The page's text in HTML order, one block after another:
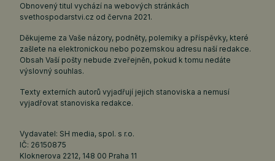
Obnovený titul vychází na webových stránkách
svethospodarstvi.cz od června 2021.
Děkujeme za Vaše názory, podněty, polemiky a příspěvky, které
zašlete na elektronickou nebo pozemskou adresu naší redakce.
Obsah Vaší pošty nebude zveřejněn, pokud k tomu nedáte
výslovný souhlas.
Texty externích autorů vyjadřují jejich stanoviska a nemusí
vyjadřovat stanoviska redakce.
Vydavatel: SH media, spol. s r.o.
IČ: 26150875
Kloknerova 2212, 148 00 Praha 11